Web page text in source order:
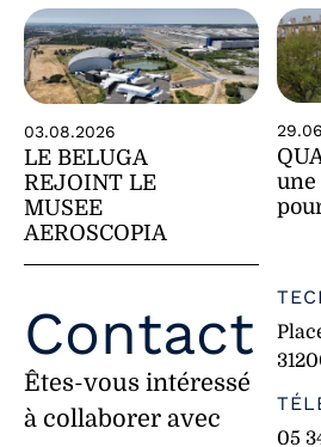
03.08.2026
LE BELUGA
REJOINT LE
MUSEE
AEROSCOPIA
une
Contact
Êtes-vous intéressé
à collaborer avec
05